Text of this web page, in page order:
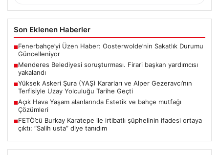
Son Eklenen Haberler
■Fenerbahçe’yi Üzen Haber: Oosterwolde’nin Sakatlık Durumu
Güncelleniyor
■Menderes Belediyesi soruşturması. Firari başkan yardımcısı
yakalandı
■Yüksek Askeri Şura (YAŞ) Kararları ve Alper Gezeravcı’nın
Terfisiyle Uzay Yolculuğu Tarihe Geçti
■Açık Hava Yaşam alanlarında Estetik ve bahçe mutfağı
Çözümleri
■FETÖ’cü Burkay Karatepe ile irtibatlı şüphelinin ifadesi ortaya
çıktı: “Salih usta” diye tanıdım